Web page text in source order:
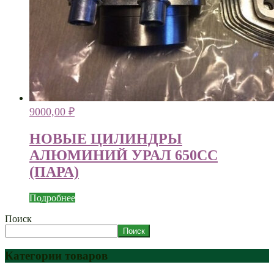
9000,00 ₽
НОВЫЕ ЦИЛИНДРЫ
АЛЮМИНИЙ УРАЛ 650СС
(ПАРА)
Подробнее
Поиск
Поиск
Категории товаров